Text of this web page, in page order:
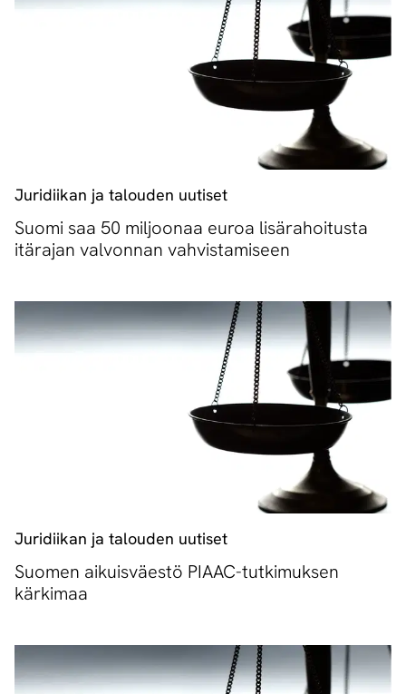
Juridiikan ja talouden uutiset
Suomi saa 50 miljoonaa euroa lisärahoitusta
itärajan valvonnan vahvistamiseen
Juridiikan ja talouden uutiset
Suomen aikuisväestö PIAAC-tutkimuksen
kärkimaa